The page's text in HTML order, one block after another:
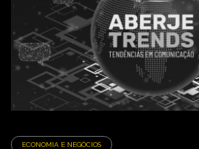
ECONOMIA E NEGÓCIOS